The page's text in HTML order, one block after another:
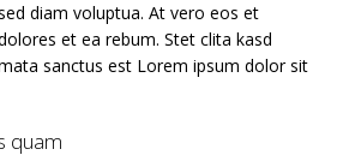
diam voluptua. At vero eos et
et ea rebum. Stet clita kasd
sanctus est Lorem ipsum dolor sit
quam